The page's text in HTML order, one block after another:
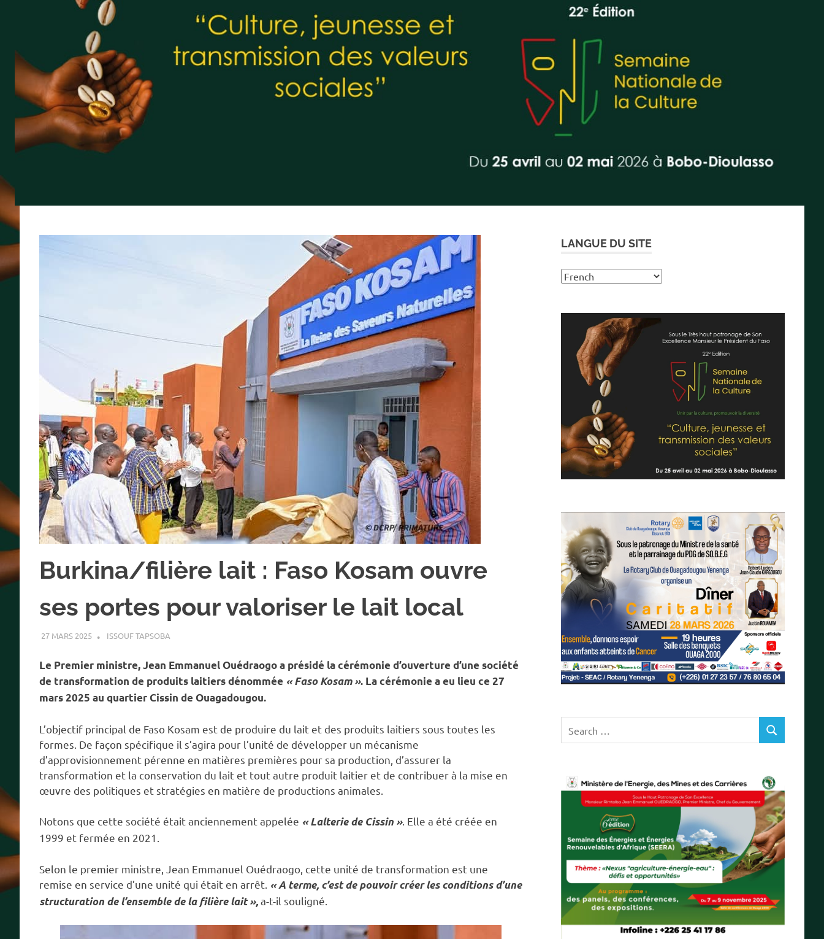
Burkina/filière lait : Faso Kosam ouvre
ses portes pour valoriser le lait local
27 MARS 2025 ISSOUF TAPSOBA
Le Premier ministre, Jean Emmanuel Ouédraogo a présidé la cérémonie d’ouverture d’une société
de transformation de produits laitiers dénommée « Faso Kosam ». La cérémonie a eu lieu ce 27
mars 2025 au quartier Cissin de Ouagadougou.
L’objectif principal de Faso Kosam est de produire du lait et des produits laitiers sous toutes les
formes. De façon spécifique il s’agira pour l’unité de développer un mécanisme
d’approvisionnement pérenne en matières premières pour sa production, d’assurer la
transformation et la conservation du lait et tout autre produit laitier et de contribuer à la mise en
œuvre des politiques et stratégies en matière de productions animales.
Notons que cette société était anciennement appelée « Lalterie de Cissin ». Elle a été créée en
1999 et fermée en 2021.
Selon le premier ministre, Jean Emmanuel Ouédraogo, cette unité de transformation est une
remise en service d’une unité qui était en arrêt. « A terme, c’est de pouvoir créer les conditions d’une
structuration de l’ensemble de la filière lait »,a-t-il souligné.
LANGUE DU SITE
for:
SEARCH